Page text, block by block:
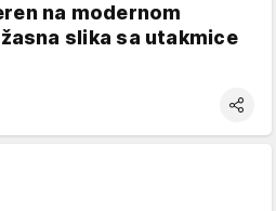
na modernom
slika sa utakmice